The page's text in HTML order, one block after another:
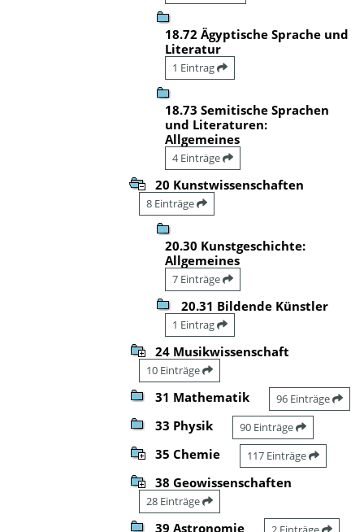
18.72 Ägyptische Sprache und
Literatur
1 Eintrag
18.73 Semitische Sprachen
und Literaturen:
Allgemeines
4 Einträge
20 Kunstwissenschaften
8 Einträge
20.30 Kunstgeschichte:
Allgemeines
7 Einträge
20.31 Bildende Künstler
1 Eintrag
24 Musikwissenschaft
10 Einträge
31 Mathematik 96 Einträge
33 Physik 90 Einträge
35 Chemie 117 Einträge
38 Geowissenschaften
28 Einträge
39 Astronomie